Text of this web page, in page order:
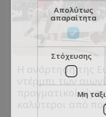
Η ανάρτηση της
ντέρμπι των
πραγματικοί
καλύτεροι από
Απολύτως
απαραίτητα
Στόχευσης
Μη